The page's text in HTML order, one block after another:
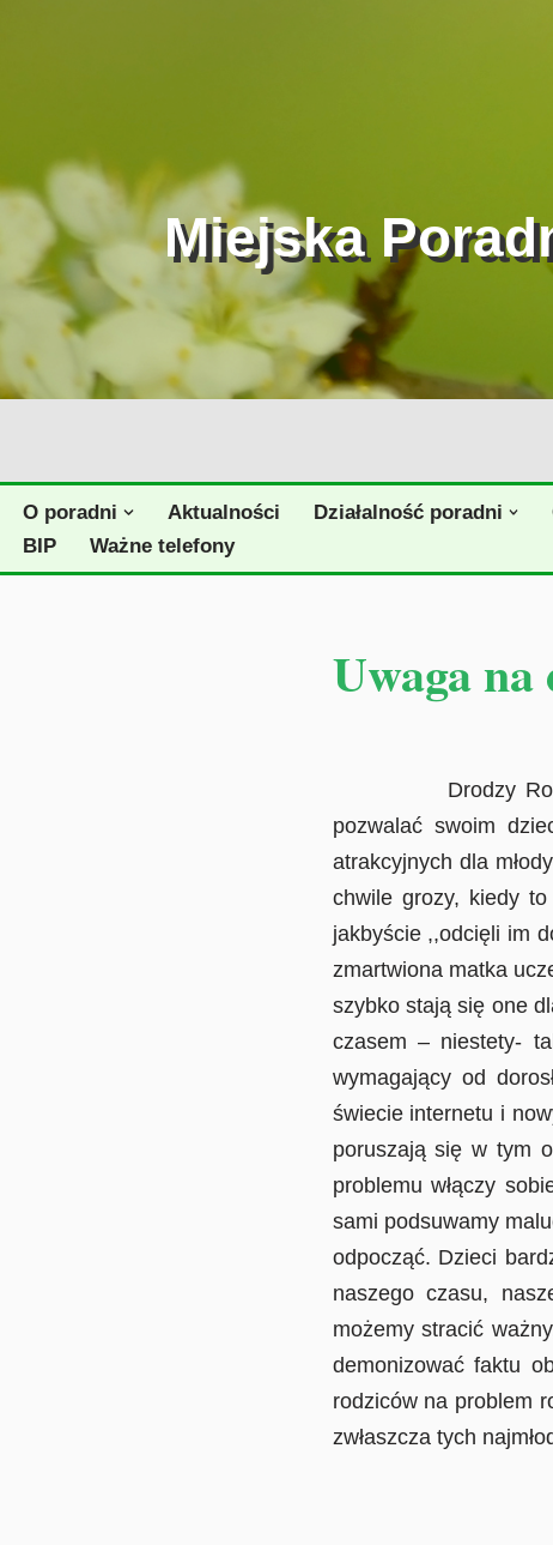
Miejska
O poradni Aktualności Działalność poradni
BIP
Ważne telefony
Uwaga
Drodzy Rodzice,
pozwalać swoim
atrakcyjnych dla
chwile grozy, kiedy
jakbyście ,,odcięli im
zmartwiona matka
szybko stają się one
czasem – niestety-
wymagający od
świecie internetu i
poruszają się w tym
problemu włączy
sami podsuwamy
odpocząć. Dzieci
naszego czasu,
możemy stracić
demonizować faktu
rodziców na problem
zwłaszcza tych